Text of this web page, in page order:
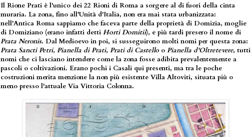
Il Rione Prati è l'unico dei 22 Rioni di Roma a sorgere al di fuori della cinta
muraria. La zona, fino all'Unità d'Italia, non era mai stata urbanizzata:
nell'Antica Roma sappiamo che faceva parte della proprietà di Domizia, moglie
di Domiziano (erano infatti detti Horti Domitii), e più tardi presero il nome di
Prata Neronis. Dal Medioevo in poi, si susseguirono molti nomi per questa zona:
Prata Sancti Petri, Pianella di Prati, Prati di Castello o Pianella d'Oltretevere, tutti
nomi che ci lasciano intendere come la zona fosse adibita prevalentemente a
pascoli o coltivazioni. Erano pochi i Casali qui presenti, ma tra le poche
costruzioni merita menzione la non più esistente Villa Altoviti, situata più o
meno presso l'attuale Via Vittoria Colonna.